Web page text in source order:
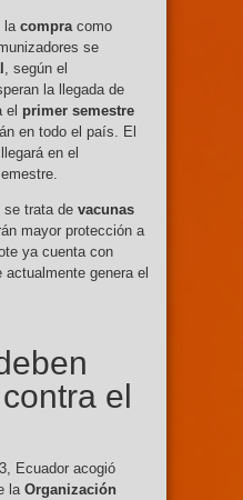
la compra como
se
, según el
la llegada de
el primer semestre
en todo el país. El
en el
se trata de vacunas
mayor protección a
ya cuenta con
actualmente genera el
el
Ecuador acogió
la Organización